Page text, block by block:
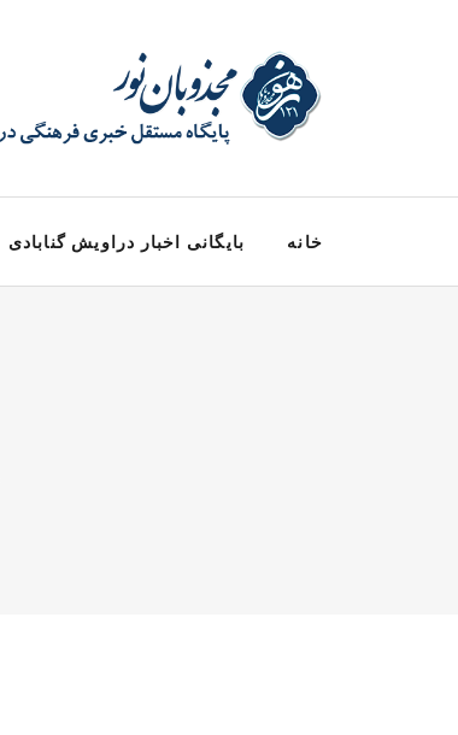
خانه بایگانی اخبار دراویش گنابادی